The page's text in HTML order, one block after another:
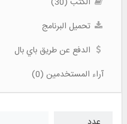
تحميل البرنامج
الدفع عن طريق باي بال
آراء المستخدمين (0)